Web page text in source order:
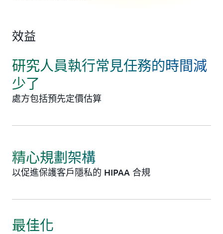
效益
處方包括預先定價估算
研究人員執行常見任務的時間減
少了
以促進保護客戶隱私的 HIPAA 合規
精心規劃架構
最佳化